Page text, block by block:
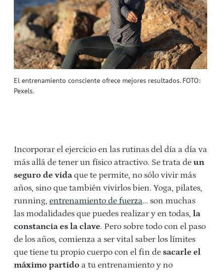
El entrenamiento consciente ofrece mejores resultados. FOTO:
Pexels.
Incorporar el ejercicio en las rutinas del día a día va
más allá de tener un físico atractivo. Se trata de un
seguro de vida que te permite, no sólo vivir más
años, sino que también vivirlos bien. Yoga, pilates,
running, entrenamiento de fuerza… son muchas
las modalidades que puedes realizar y en todas, la
constancia es la clave. Pero sobre todo con el paso
de los años, comienza a ser vital saber los límites
que tiene tu propio cuerpo con el fin de sacarle el
máximo partido a tu entrenamiento y no